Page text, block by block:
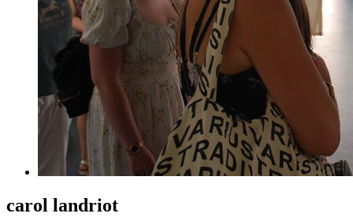
carol landriot